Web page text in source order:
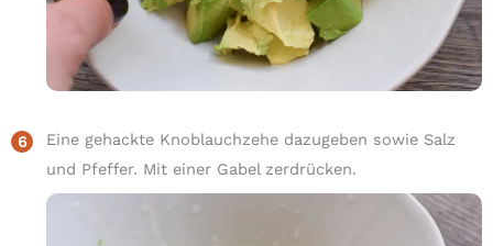
Eine gehackte Knoblauchzehe dazugeben sowie Salz
und Pfeffer. Mit einer Gabel zerdrücken.